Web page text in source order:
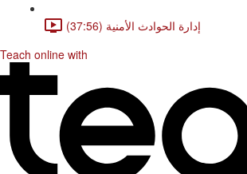
إدارة الحوادث الأمنية (37:56)
Teach online with